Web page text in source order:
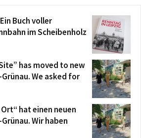
Buch voller
im Scheibenholz
has moved to new
We asked for
hat einen neuen
Wir haben